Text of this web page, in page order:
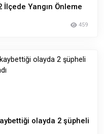
Yangın Önleme
459
olayda 2 şüpheli